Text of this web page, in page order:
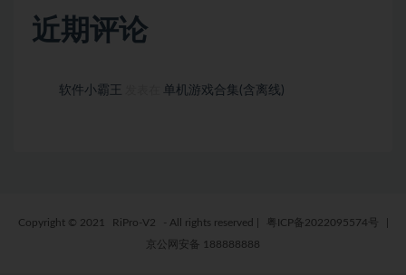
近期评论
软件小霸王 单机游戏合集(含离线)
Copyright © 2021 RiPro-V2 - All rights reserved 粤ICP备2022095574号
京公网安备 188888888